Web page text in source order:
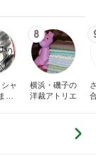
シャ
し
8
横浜・磯子の
洋裁アトリエ